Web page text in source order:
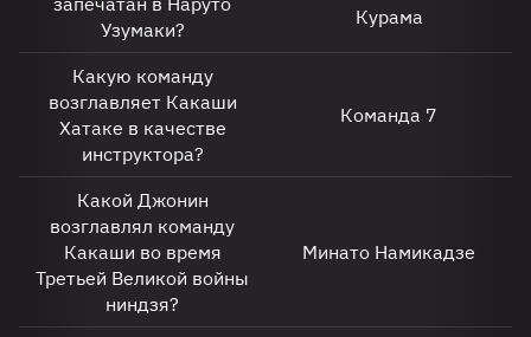
Узумаки?
Курама
Какую команду
возглавляет Какаши
Хатаке в качестве
инструктора?
Команда 7
Какой Джонин
возглавлял команду
Какаши во время
Третьей Великой войны
ниндзя?
Минато Намикадзе